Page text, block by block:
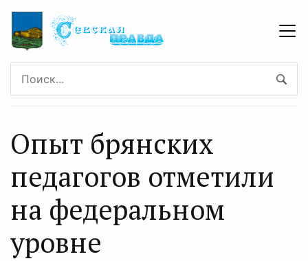
Опыт брянских
педагогов отметили
на федеральном
уровне